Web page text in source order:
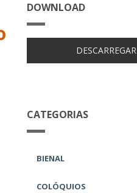
DOWNLOAD
DESCARREGAR
CATEGORIAS
BIENAL
COLÓQUIOS